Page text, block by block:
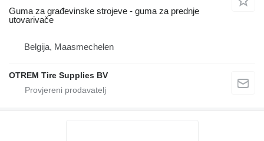
Guma za građevinske strojeve - guma za prednje
utovarivače
Belgija, Maasmechelen
OTREM Tire Supplies BV